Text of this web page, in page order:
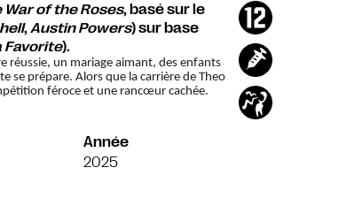
War of the Roses, basé sur le
,Austin Powers) sur base
Favorite).
réussie, un mariage aimant, desenfants
se prépare. Alors que la carrière de Theo
féroce et une rancœur cachée.
Année
2025